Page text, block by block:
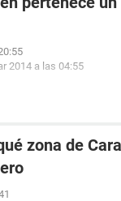
2014 a las 04:55
zona de